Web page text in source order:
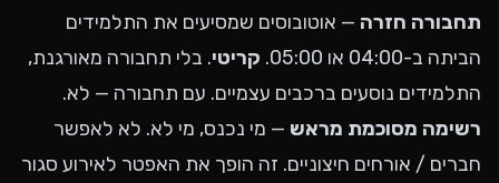
תחבורה חזרה — אוטובוסים שמסיעים את התלמידים
הביתה ב-04:00 או 05:00.
קריטי. בלי תחבורה מאורגנת,
התלמידים נוסעים ברכבים עצמיים. עם תחבורה — לא.
רשימה מסוכמת מראש — מי נכנס, מי לא. לא לאפשר
חברים / אורחים חיצוניים. זה הופך את האפטר לאירוע סגור